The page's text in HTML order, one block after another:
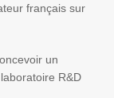
français sur
un
R&D